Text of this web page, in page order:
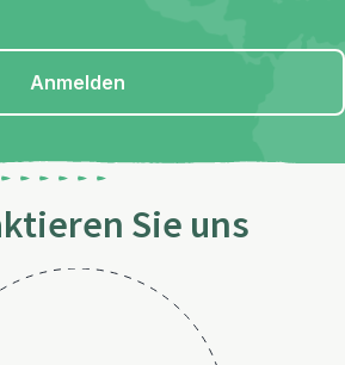
Anmelden
Sie uns